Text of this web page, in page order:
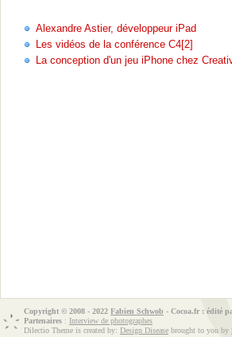
Alexandre Astier, développeur iPad
Les vidéos de la conférence C4[2]
La conception d'un jeu iPhone chez
Copyright © 2008 - 2022 Fabien Schwob - Cocoa.fr : édité
Partenaires : Interview de photographes
Dilectio Theme is created by: Design Disease brought to you by